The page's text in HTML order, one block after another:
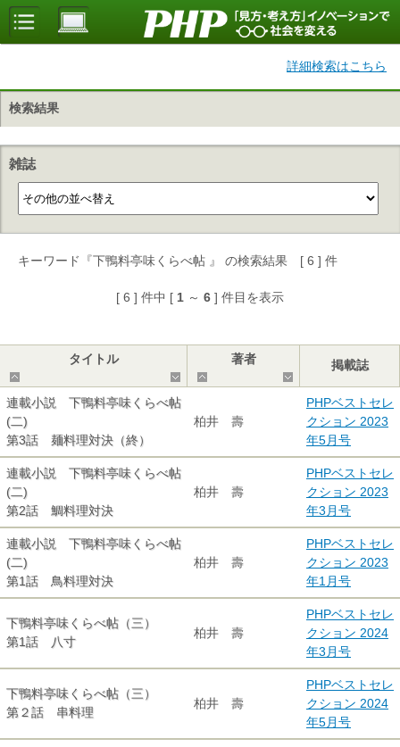
詳細検索はこちら
検索結果
雑誌
キーワード『下鴨料亭味くらべ帖 』 の検索結果 [ 6 ] 件
[ 6 ] 件中 [ 1 ～ 6 ] 件目を表示
タイトル
著者
掲載誌
連載小説 下鴨料亭味くらべ帖
(二)
第3話 麺料理対決（終）
柏井 壽
PHPベストセレ
クション 2023
年5月号
連載小説 下鴨料亭味くらべ帖
(二)
第2話 鯛料理対決
柏井 壽
PHPベストセレ
クション 2023
年3月号
連載小説 下鴨料亭味くらべ帖
(二)
第1話 鳥料理対決
柏井 壽
PHPベストセレ
クション 2023
年1月号
下鴨料亭味くらべ帖（三）
第1話 八寸
柏井 壽
PHPベストセレ
クション 2024
年3月号
下鴨料亭味くらべ帖（三）
第２話 串料理
柏井 壽
PHPベストセレ
クション 2024
年5月号